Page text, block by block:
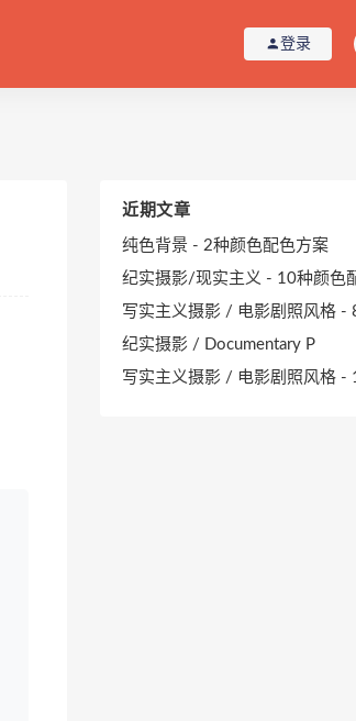
登录
近期文章
纯色背景 - 2种颜色配色方案
纪实摄影/现实主义 - 10种颜色
写实主义摄影 / 电影剧照风格 -
纪实摄影 / Documentary P
写实主义摄影 / 电影剧照风格 -